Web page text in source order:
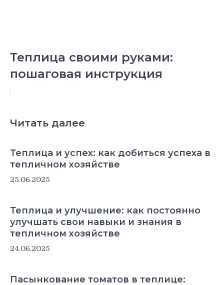
Теплица своими руками:
пошаговая инструкция
Читать далее
Теплица и успех: как добиться успеха в
тепличном хозяйстве
25.06.2025
Теплица и улучшение: как постоянно
улучшать свои навыки и знания в
тепличном хозяйстве
24.06.2025
Пасынкование томатов в теплице: